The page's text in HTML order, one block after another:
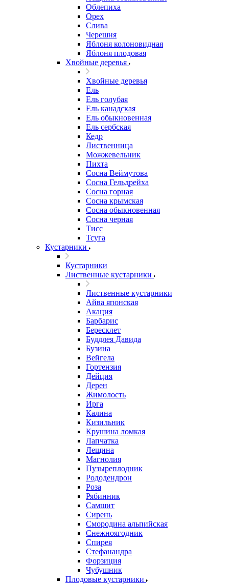
Облепиха
Орех
Слива
Черешня
Яблоня колоновидная
Яблоня плодовая
Хвойные деревья
Хвойные деревья
Ель
Ель голубая
Ель канадская
Ель обыкновенная
Ель сербская
Кедр
Лиственница
Можжевельник
Пихта
Сосна Веймутова
Сосна Гельдрейха
Сосна горная
Сосна крымская
Сосна обыкновенная
Сосна черная
Тисс
Тсуга
Кустарники
Кустарники
Лиственные кустарники
Лиственные кустарники
Айва японская
Акация
Барбарис
Бересклет
Буддлея Давида
Бузина
Вейгела
Гортензия
Дейция
Дерен
Жимолость
Ирга
Калина
Кизильник
Крушина ломкая
Лапчатка
Лещина
Магнолия
Пузыреплодник
Рододендрон
Роза
Рябинник
Самшит
Сирень
Смородина альпийская
Снежноягодник
Спирея
Стефанандра
Форзиция
Чубушник
Плодовые кустарники